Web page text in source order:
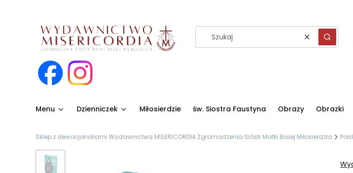
WyczyśćSzukaj
Menu Dzienniczek Miłosierdzie św. Siostra Faustyna Obrazy Obrazki
Sklep z dewocjonaliami Wydawnictwa MISERICORDIA Zgromadzenia Sióstr Matki Bożej Miłosierdzia